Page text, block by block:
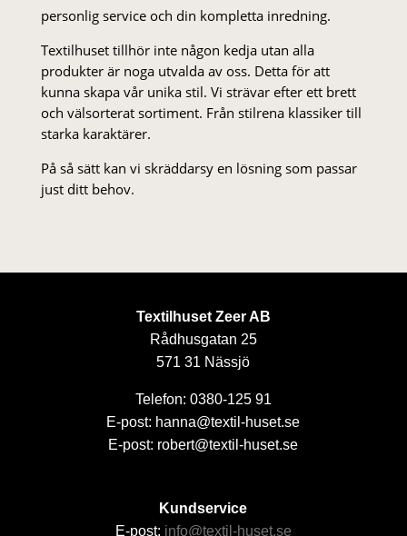
personlig service och din kompletta inredning.
Textilhuset tillhör inte någon kedja utan alla
produkter är noga utvalda av oss. Detta för att
kunna skapa vår unika stil. Vi strä­var efter ett brett
och välsorterat sor­ti­ment. Från stil­rena klas­siker till
starka karaktärer.
På så sätt kan vi skräddarsy en lösning som passar
just ditt behov.
Textilhuset Zeer AB
Rådhusgatan 25
571 31 Nässjö
Telefon: 0380-125 91
E-post: hanna@textil-huset.se
E-post: robert@textil-huset.se
Kundservice
E-post: info@textil-huset.se